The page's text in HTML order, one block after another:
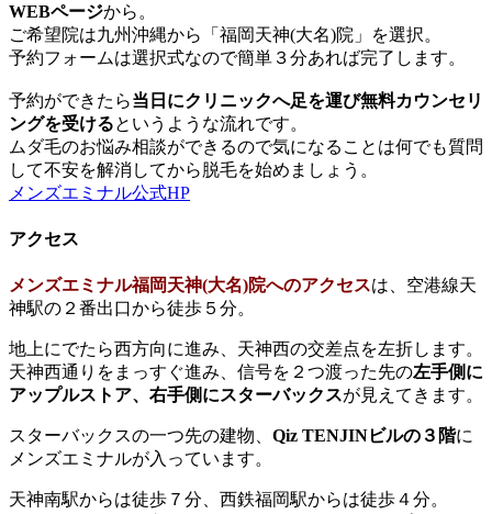
WEBページから。
ご希望院は九州沖縄から「福岡天神(大名)院」を選択。
予約フォームは選択式なので簡単３分あれば完了します。
予約ができたら当日にクリニックへ足を運び無料カウンセリ
ングを受けるというような流れです。
ムダ毛のお悩み相談ができるので気になることは何でも質問
して不安を解消してから脱毛を始めましょう。
メンズエミナル公式HP
アクセス
メンズエミナル福岡天神(大名)院へのアクセスは、空港線天
神駅の２番出口から徒歩５分。
地上にでたら西方向に進み、天神西の交差点を左折します。
天神西通りをまっすぐ進み、信号を２つ渡った先の左手側に
アップルストア、右手側にスターバックスが見えてきます。
スターバックスの一つ先の建物、 Qiz TENJINビルの３階に
メンズエミナルが入っています。
天神南駅からは徒歩７分、西鉄福岡駅からは徒歩４分。